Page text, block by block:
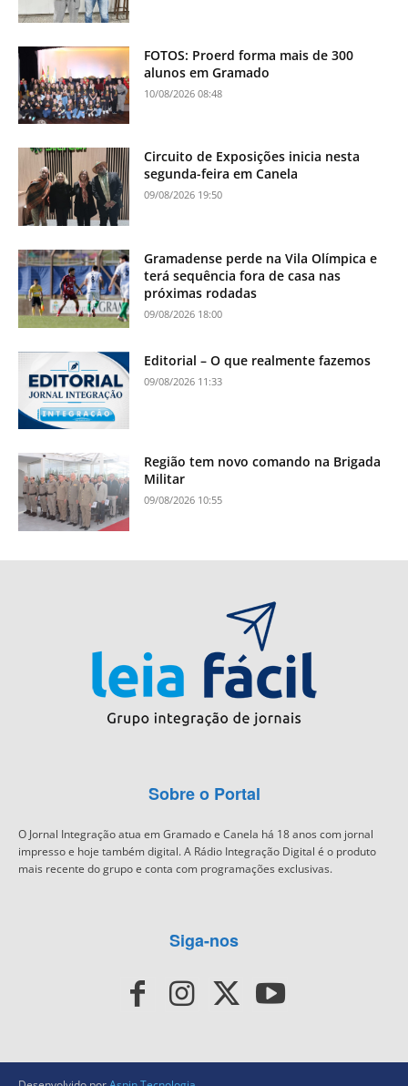
FOTOS: Proerd forma mais de 300
alunos em Gramado
10/08/2026 08:48
Circuito de Exposições inicia nesta
segunda-feira em Canela
09/08/2026 19:50
Gramadense perde na Vila Olímpica e
terá sequência fora de casa nas
próximas rodadas
09/08/2026 18:00
Editorial – O que realmente fazemos
09/08/2026 11:33
Região tem novo comando na Brigada
Militar
09/08/2026 10:55
Sobre o Portal
O Jornal Integração atua em Gramado e Canela há 18 anos com jornal
impresso e hoje também digital. A Rádio Integração Digital é o produto
mais recente do grupo e conta com programações exclusivas.
Siga-nos